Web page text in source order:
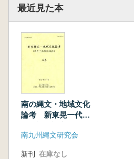
最近見た本
南の縄文・地域文化
論考 新東晃一代表
南九州縄文研究会
新刊 在庫なし